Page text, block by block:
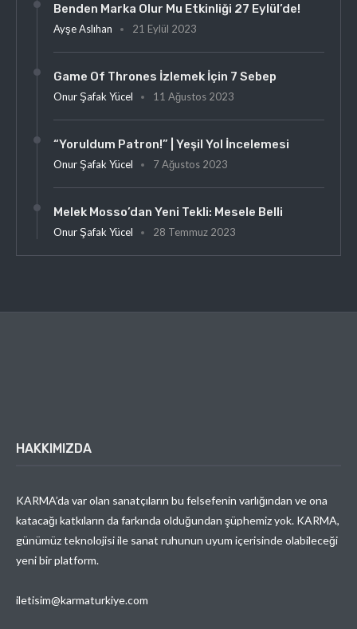
Benden Marka Olur Mu Etkinliği 27 Eylül’de!
Ayşe Aslıhan 21 Eylül 2023
Game Of Thrones İzlemek İçin 7 Sebep
Onur Şafak Yücel 11 Ağustos 2023
“Yoruldum Patron!” | Yeşil Yol İncelemesi
Onur Şafak Yücel 7 Ağustos 2023
Melek Mosso’dan Yeni Tekli: Mesele Belli
Onur Şafak Yücel 28 Temmuz 2023
HAKKIMIZDA
KARMA’da var olan sanatçıların bu felsefenin varlığından ve ona
katacağı katkıların da farkında olduğundan şüphemiz yok. KARMA,
günümüz teknolojisi ile sanat ruhunun uyum içerisinde olabileceği
yeni bir platform.
iletisim@karmaturkiye.com